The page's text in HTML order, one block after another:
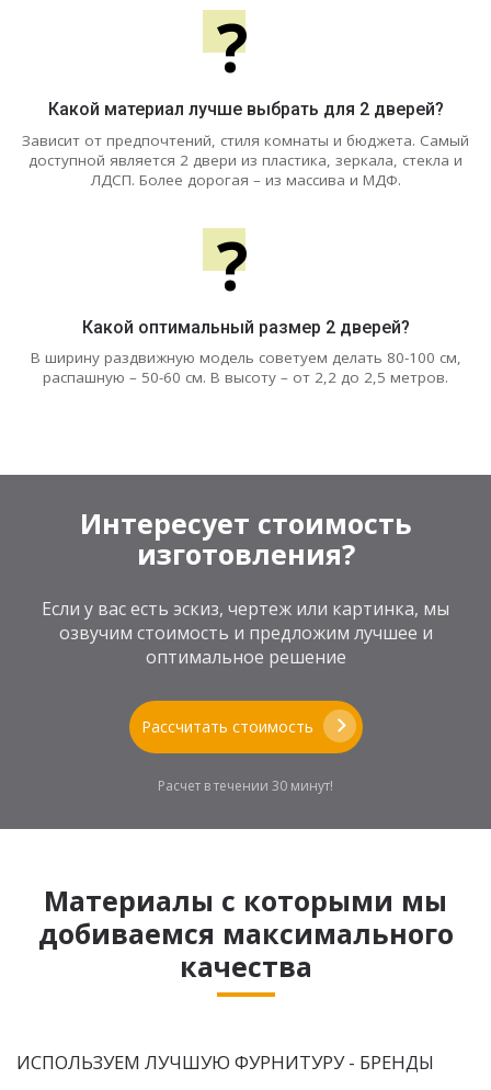
?
Какой материал лучше выбрать для 2 дверей?
Зависит от предпочтений, стиля комнаты и бюджета. Самый
доступной является 2 двери из пластика, зеркала, стекла и
ЛДСП. Более дорогая – из массива и МДФ.
?
Какой оптимальный размер 2 дверей?
В ширину раздвижную модель советуем делать 80-100 см,
распашную – 50-60 см. В высоту – от 2,2 до 2,5 метров.
Интересует стоимость
изготовления?
Если у вас есть эскиз, чертеж или картинка, мы
озвучим стоимость и предложим лучшее и
оптимальное решение
Рассчитать стоимость
Расчет в течении 30 минут!
Материалы с которыми мы
добиваемся максимального
качества
ИСПОЛЬЗУЕМ ЛУЧШУЮ ФУРНИТУРУ - БРЕНДЫ